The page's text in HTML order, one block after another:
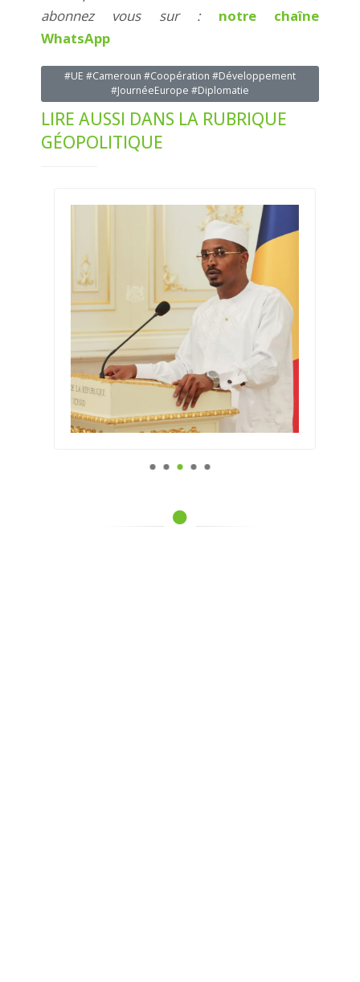
abonnez vous sur : notre chaîne
WhatsApp
#UE #Cameroun #Coopération #Développement
#JournéeEurope #Diplomatie
LIRE AUSSI DANS LA RUBRIQUE
GÉOPOLITIQUE